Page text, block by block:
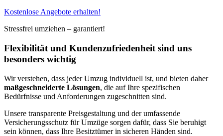
Kostenlose Angebote erhalten!
Stressfrei umziehen – garantiert!
Flexibilität und Kundenzufriedenheit sind uns
besonders wichtig
Wir verstehen, dass jeder Umzug individuell ist, und bieten daher
maßgeschneiderte Lösungen, die auf Ihre spezifischen
Bedürfnisse und Anforderungen zugeschnitten sind.
Unsere transparente Preisgestaltung und der umfassende
Versicherungsschutz für Umzüge sorgen dafür, dass Sie beruhigt
sein können, dass Ihre Besitztümer in sicheren Händen sind.